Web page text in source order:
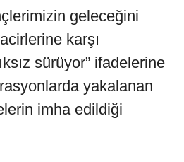
geleceğini
karşı
sürüyor” ifadelerine
yakalanan
imha edildiği